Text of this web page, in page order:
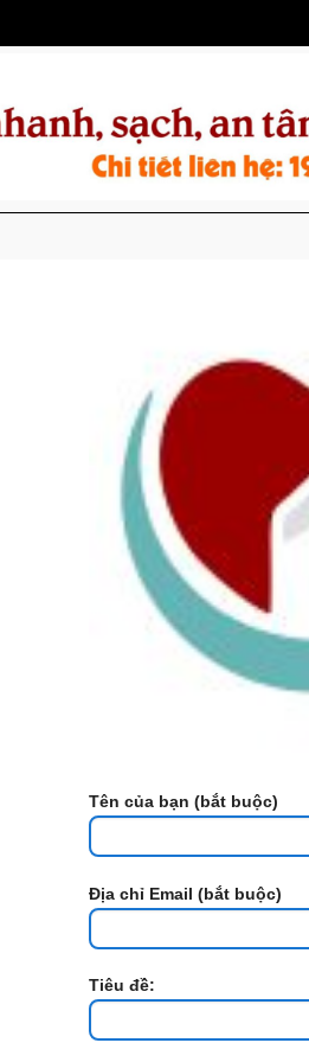
Tên của bạn (bắt buộc)
Địa chỉ Email (bắt buộc)
Tiêu đề: